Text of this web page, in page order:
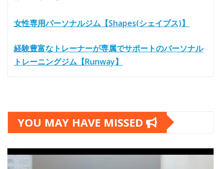
女性専用パーソナルジム【Shapes(シェイプス)】
経験豊富なトレーナーが専属でサポートのパーソナル
トレーニングジム【Runway】
YOU MAY HAVE MISSED